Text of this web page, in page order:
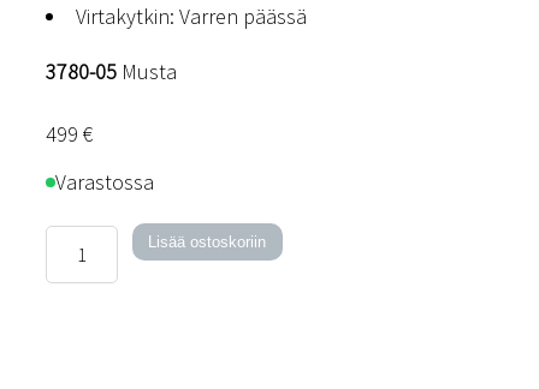
Virtakytkin: Varren päässä
3780-05 Musta
499 €
Varastossa
lattiavalaisin
Lisää ostoskoriin